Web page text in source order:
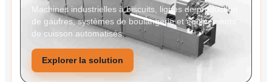
Machines industrielles à biscuits, lignes de production
de gaufres, systèmes de boulangerie et équipements
de cuisson automatisés.
Explorer la solution